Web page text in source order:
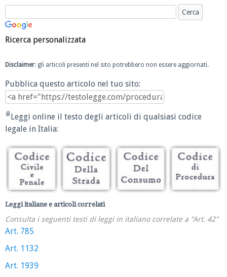
Ricerca personalizzata
Disclaimer: gli articoli presenti nel sito potrebbero non essere aggiornati.
Pubblica questo articolo nel tuo sito:
Leggi online il testo degli articoli di qualsiasi codice
legale in Italia:
Leggi italiane e articoli correlati
Consulta i seguenti testi di leggi in italiano correlate a "Art. 42"
Art. 785
Art. 1132
Art. 1939